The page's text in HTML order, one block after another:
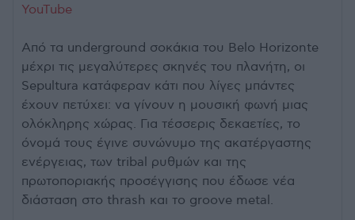
YouTube
Από τα underground σοκάκια του Belo Horizonte
μέχρι τις μεγαλύτερες σκηνές του πλανήτη, οι
Sepultura κατάφεραν κάτι που λίγες μπάντες
έχουν πετύχει: να γίνουν η μουσική φωνή μιας
ολόκληρης χώρας. Για τέσσερις δεκαετίες, το
όνομά τους έγινε συνώνυμο της ακατέργαστης
ενέργειας, των tribal ρυθμών και της
πρωτοποριακής προσέγγισης που έδωσε νέα
διάσταση στο thrash και το groove metal.